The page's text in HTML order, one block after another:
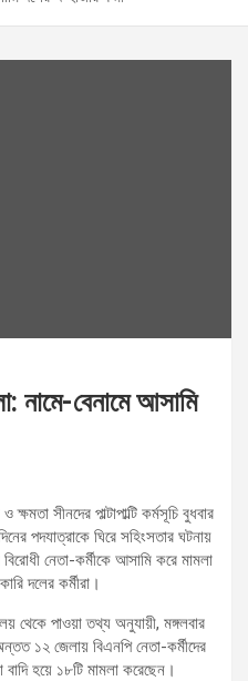
নামে-বেনামে আসামি
সীনদের পাল্টাপাল্টি কর্মসূচি বুধবার
পদযাত্রাকে ঘিরে সহিংসতার ঘটনায়
নেতা-কর্মীকে আসামি করে মামলা
দলের কর্মীরা।
থেকে পাওয়া তথ্য অনুযায়ী, মঙ্গলবার
১২ জেলায় বিএনপি নেতা-কর্মীদের
হয়ে ১৮টি মামলা করেছেন।